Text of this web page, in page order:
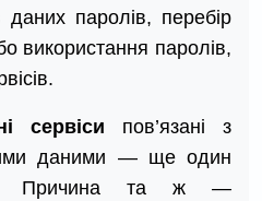
даних паролів, перебір
використання паролів,
сервіси пов’язані з
даними — ще один
Причина та ж —